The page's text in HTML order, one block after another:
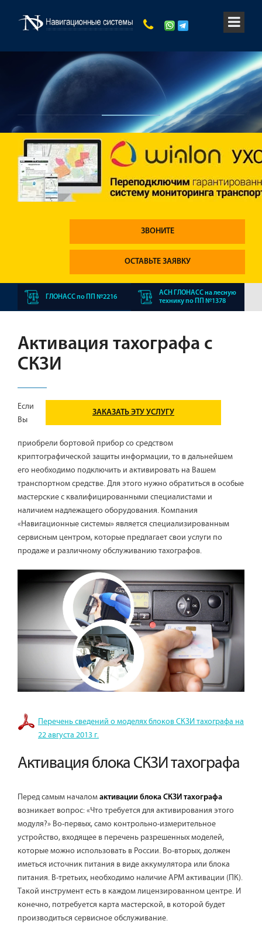
ЗВОНИТЕ
ОСТАВЬТЕ ЗАЯВКУ
ГЛОНАСС по ПП №2216
АСН ГЛОНАСС на лесную
технику по ПП №1378
Активация тахографа с
СКЗИ
ЗАКАЗАТЬ ЭТУ УСЛУГУ
Если
Вы
приобрели бортовой прибор со средством
криптографической защиты информации, то в дальнейшем
его необходимо подключить и активировать на Вашем
транспортном средстве. Для этого нужно обратиться в особые
мастерские с квалифицированными специалистами и
наличием надлежащего оборудования. Компания
«Навигационные системы» является специализированным
сервисным центром, которые предлагает свои услуги по
продаже и различному обслуживанию тахографов.
Перечень сведений о моделях блоков СКЗИ тахографа на
22 августа 2013 г.
Активация блока СКЗИ тахографа
Перед самым началом активации блока СКЗИ тахографа
возникает вопрос: «Что требуется для активирования этого
модуля?» Во-первых, само контрольно-измерительное
устройство, входящее в перечень разрешенных моделей,
которые можно использовать в России. Во-вторых, должен
иметься источник питания в виде аккумулятора или блока
питания. В-третьих, необходимо наличие АРМ активации (ПК).
Такой инструмент есть в каждом лицензированном центре. И
конечно, потребуется карта мастерской, в которой будет
производиться сервисное обслуживание.